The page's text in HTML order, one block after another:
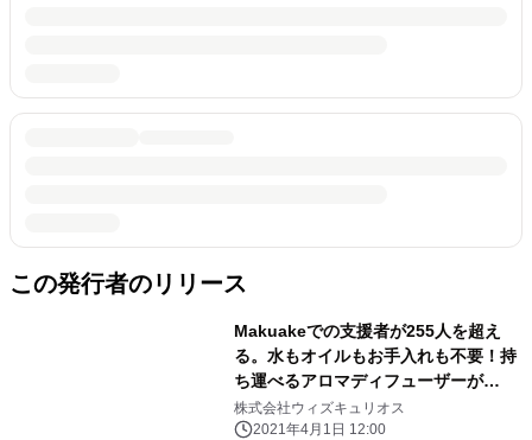
この発行者のリリース
Makuakeでの支援者が255人を超え
る。水もオイルもお手入れも不要！持
ち運べるアロマディフューザーが
「Makuake」にて目標達成
株式会社ウィズキュリオス
2021年4月1日 12:00